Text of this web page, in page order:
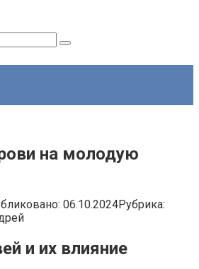
на молодую
06.10.2024Рубрика:
и их влияние